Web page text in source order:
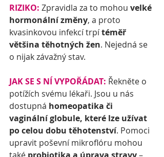
RIZIKO: Zpravidla za to mohou velké
hormonální změny, a proto
kvasinkovou infekcí trpí téměř
většina těhotných žen. Nejedná se
o nijak závažný stav.
JAK SE S NÍ VYPOŘÁDAT: Řekněte o
potížích svému lékaři. Jsou u nás
dostupná homeopatika či
vaginální globule, které lze užívat
po celou dobu těhotenství. Pomoci
upravit poševní mikroflóru mohou
také probiotika a úprava stravy –